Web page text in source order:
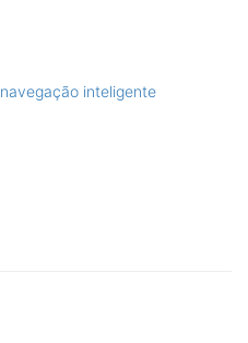
navegação inteligente